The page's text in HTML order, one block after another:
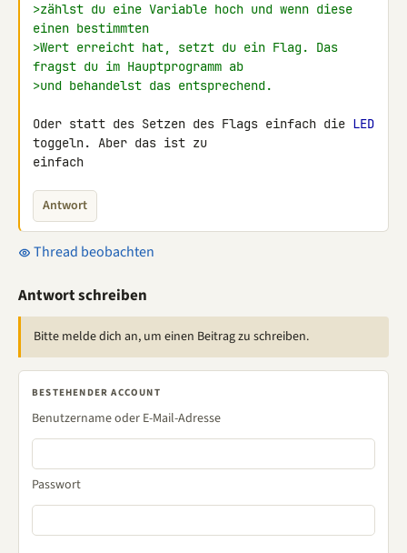
>zählst du eine Variable hoch und wenn diese
einen bestimmten
>Wert erreicht hat, setzt du ein Flag. Das
fragst du im Hauptprogramm ab
>und behandelst das entsprechend.
Oder statt des Setzen des Flags einfach die LED
toggeln. Aber das ist zu
einfach
Antwort
Thread beobachten
Antwort schreiben
Bitte melde dich an, um einen Beitrag zu schreiben.
BESTEHENDER ACCOUNT
Benutzername oder E-Mail-Adresse
Passwort